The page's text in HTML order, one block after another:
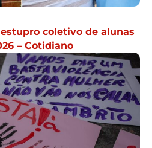
coletivo de alunas
– Cotidiano